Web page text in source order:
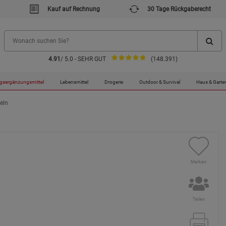
Kauf auf Rechnung 30 Tage Rückgaberecht
4.91 / 5.0 - SEHR GUT (148.391)
Lebensmittel Drogerie Outdoor & Survival Haus &
Merken
Teilen